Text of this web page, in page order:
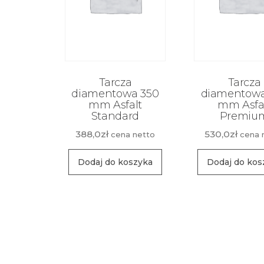
Tarcza
diamentowa 350
mm Asfalt
Standard
388,0zł cena netto
Dodaj do koszyka
Tarcza
mm
530,0zł cena
Dodaj do